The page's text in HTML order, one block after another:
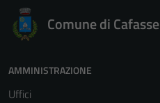
Comune di Cafasse
AMMINISTRAZIONE
Uffici